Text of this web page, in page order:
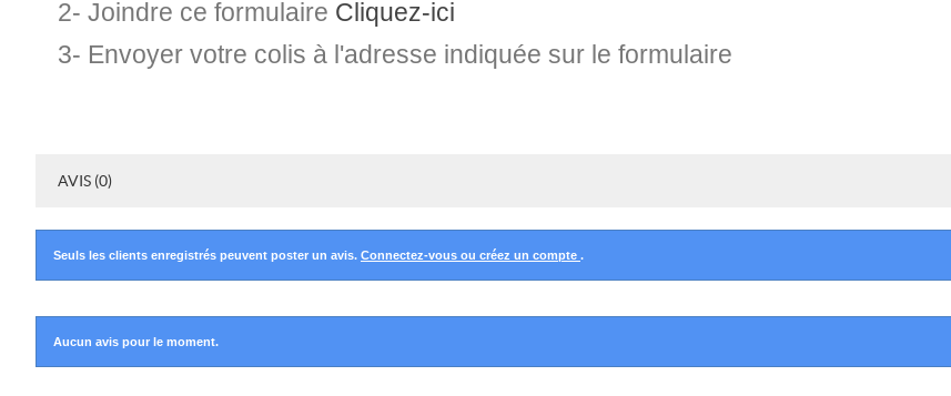
2- Joindre ce formulaire Cliquez-ici
3- Envoyer votre colis à l'adresse indiquée sur le formulaire
AVIS (0)
Seuls les clients enregistrés peuvent poster un avis. Connectez-vous ou créez un compte .
Aucun avis pour le moment.